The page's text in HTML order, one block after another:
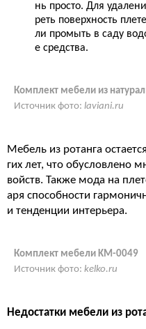
нь просто. Для
реть поверхность
ли промыть в саду
е средства.
Комплект мебели из
Источник фото: laviani.ru
Мебель из ротанга
гих лет, что обусловлено
войств. Также мода на
аря способности
и тенденции интерьера.
Комплект мебели KM-0049
Источник фото: kelko.ru
Недостатки мебели из